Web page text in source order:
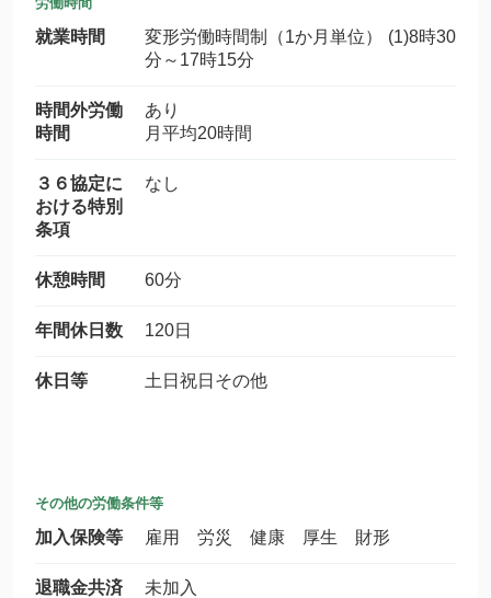
就業時間
変形労働時間制（1か月単位） (1)8時30
分～17時15分
時間外労働
時間
あり
月平均20時間
３６協定に
おける特別
条項
なし
休憩時間 60分
年間休日数 120日
休日等 土日祝日その他
その他の労働条件等
加入保険等 雇用 労災 健康 厚生 財形
退職金共済 未加入